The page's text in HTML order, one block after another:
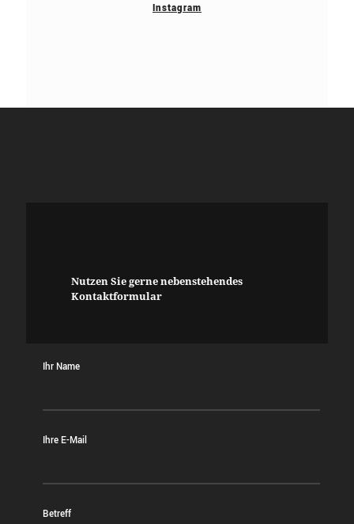
Instagram
Nutzen Sie gerne nebenstehendes
Kontaktformular
Ihr Name
Ihre E-Mail
Betreff